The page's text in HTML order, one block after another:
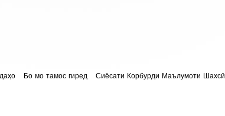
Бо мо тамос гиред Сиёсати Корбурди Маълумоти Шахсӣ